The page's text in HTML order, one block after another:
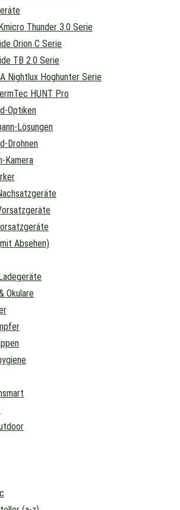
Thunder 3.0 Serie
Orion C Serie
TB 2.0 Serie
Nightlux Hoghunter Serie
HUNT Pro
Optiken
Lösungen
Drohnen
Kamera
Absehen)
Okulare